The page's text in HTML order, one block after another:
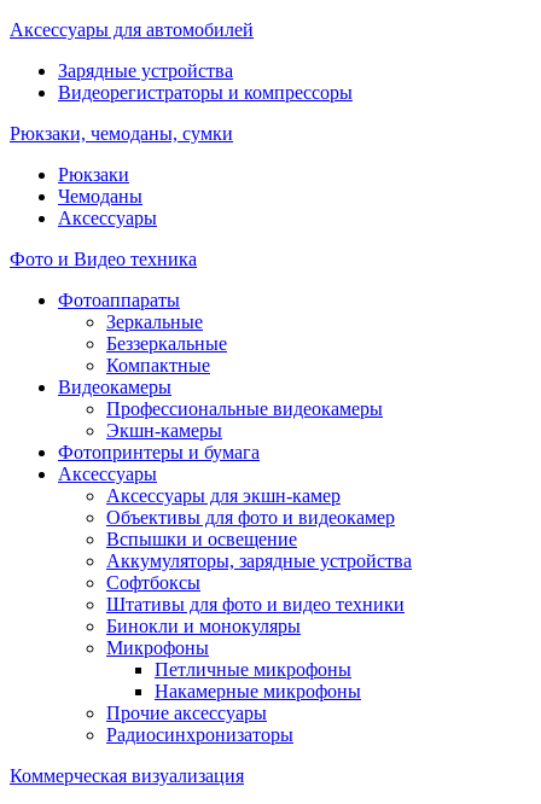
Аксессуары для автомобилей
Зарядные устройства
Видеорегистраторы и компрессоры
Рюкзаки, чемоданы, сумки
Рюкзаки
Чемоданы
Аксессуары
Фото и Видео техника
Фотоаппараты
Зеркальные
Беззеркальные
Компактные
Видеокамеры
Профессиональные видеокамеры
Экшн-камеры
Фотопринтеры и бумага
Аксессуары
Аксессуары для экшн-камер
Объективы для фото и видеокамер
Вспышки и освещение
Аккумуляторы, зарядные устройства
Софтбоксы
Штативы для фото и видео техники
Бинокли и монокуляры
Микрофоны
Петличные микрофоны
Накамерные микрофоны
Прочие аксессуары
Радиосинхронизаторы
Коммерческая визуализация